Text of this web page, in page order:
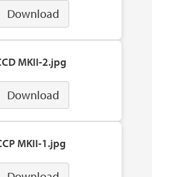
Download
MKII-2.jpg
Download
MKII-1.jpg